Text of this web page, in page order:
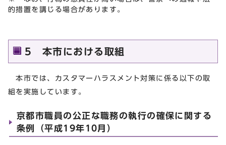
的措置を講じる場合があります。
5 本市における取組
本市では、カスタマーハラスメント対策に係る以下の取
組を実施しています。
京都市職員の公正な職務の執行の確保に関する
条例（平成19年10月）